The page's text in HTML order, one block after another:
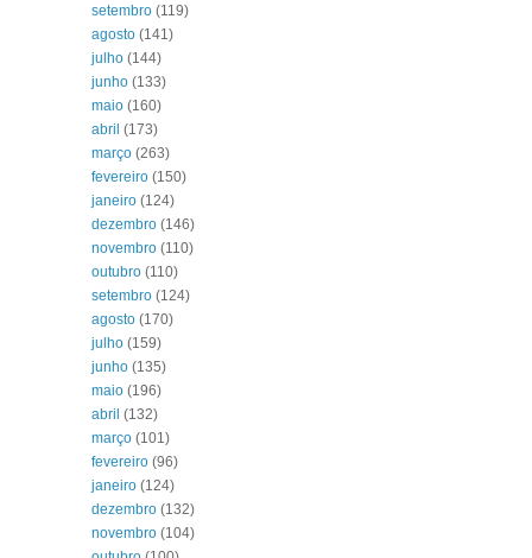
setembro (119)
agosto (141)
julho (144)
junho (133)
maio (160)
abril (173)
março (263)
fevereiro (150)
janeiro (124)
dezembro (146)
novembro (110)
outubro (110)
setembro (124)
agosto (170)
julho (159)
junho (135)
maio (196)
abril (132)
março (101)
fevereiro (96)
janeiro (124)
dezembro (132)
novembro (104)